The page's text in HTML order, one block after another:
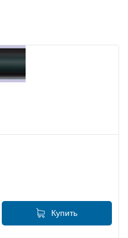
Купить